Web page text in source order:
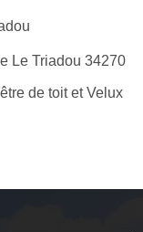
Le Triadou 34270
de toit et Velux